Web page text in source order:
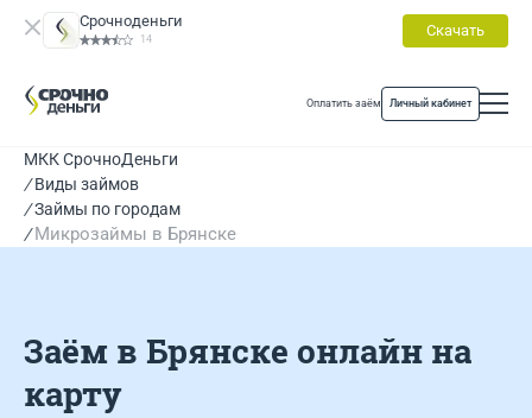
Срочноденьги
14 Скачать
Оплатить заём Личный кабинет
МКК СрочноДеньги
Виды займов
Займы по городам
Микрозаймы в Брянске
Заём в Брянске онлайн на
карту